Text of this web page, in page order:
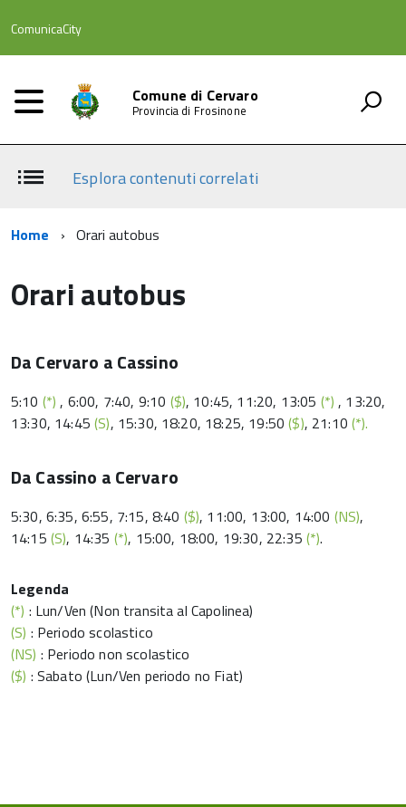
ComunicaCity
Comune di Cervaro
Provincia di Frosinone
Esplora contenuti correlati
Home Orari autobus
Orari autobus
Da Cervaro a Cassino
5:10 (*) , 6:00, 7:40, 9:10 ($), 10:45, 11:20, 13:05 (*) , 13:20,
13:30, 14:45(S), 15:30, 18:20, 18:25, 19:50($), 21:10 (*).
Da Cassino a Cervaro
5:30, 6:35, 6:55, 7:15, 8:40 ($), 11:00, 13:00, 14:00 (NS),
14:15 (S), 14:35 (*), 15:00, 18:00, 19:30, 22:35 (*).
Legenda
(*) : Lun/Ven (Non transita al Capolinea)
(S) : Periodo scolastico
(NS) : Periodo non scolastico
($) : Sabato (Lun/Ven periodo no Fiat)